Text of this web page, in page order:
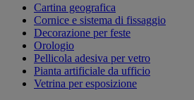
Cartina geografica
Cornice e sistema di fissaggio
Decorazione per feste
Orologio
Pellicola adesiva per vetro
Pianta artificiale da ufficio
Vetrina per esposizione